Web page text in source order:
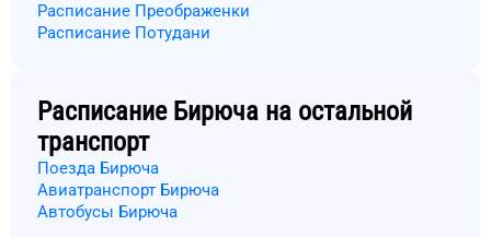
Расписание Преображенки
Расписание Потудани
Расписание Бирюча на остальной
транспорт
Поезда Бирюча
Авиатранспорт Бирюча
Автобусы Бирюча